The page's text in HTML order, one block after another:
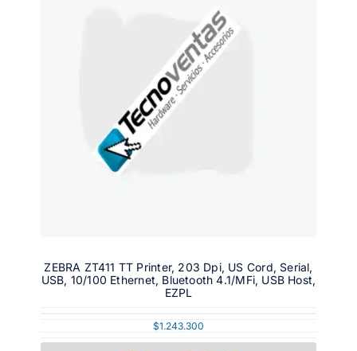
ZEBRA ZT411 TT Printer, 203 Dpi, US Cord, Serial,
USB, 10/100 Ethernet, Bluetooth 4.1/MFi, USB Host,
EZPL
$1.243.300